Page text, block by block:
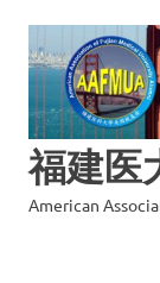
福建医
American